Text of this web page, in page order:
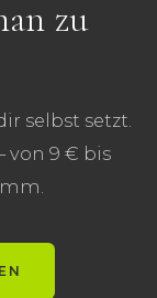
zu
selbst setzt.
von 9 € bis